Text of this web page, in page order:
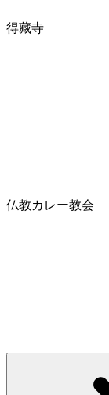
得藏寺
仏教カレー教会